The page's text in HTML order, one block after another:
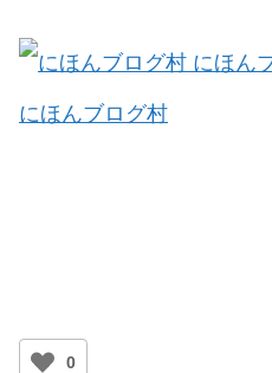
にほんブログ村
0